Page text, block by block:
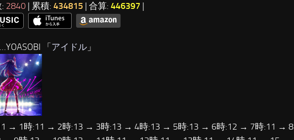
2840 | 累積: 434815 | 合算: 446397 |
「 アイドル 」
→ 1時:11 → 2時:13 → 3時:13 → 4時:13 → 5時:13 → 6時:12 → 7時:11 → 8